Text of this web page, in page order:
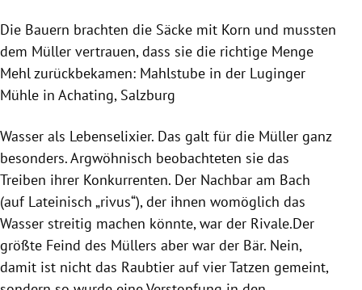
Die Bauern brachten die Säcke mit Korn und mussten
dem Müller vertrauen, dass sie die richtige Menge
Mehl zurückbekamen: Mahlstube in der Luginger
Mühle in Achating, Salzburg
Wasser als Lebenselixier. Das galt für die Müller ganz
besonders. Argwöhnisch beobachteten sie das
Treiben ihrer Konkurrenten. Der Nachbar am Bach
(auf Lateinisch „rivus“), der ihnen womöglich das
Wasser streitig machen könnte, war der Rivale.Der
größte Feind des Müllers aber war der Bär. Nein,
damit ist nicht das Raubtier auf vier Tatzen gemeint,